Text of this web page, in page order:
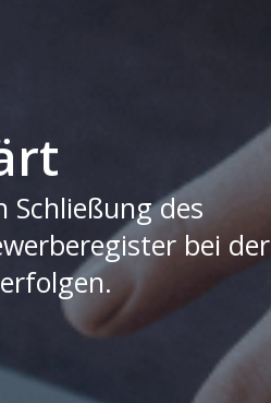
des
bei der